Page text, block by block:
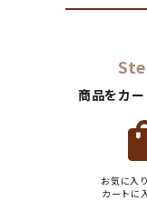
商品をカ
お気に入
カートに